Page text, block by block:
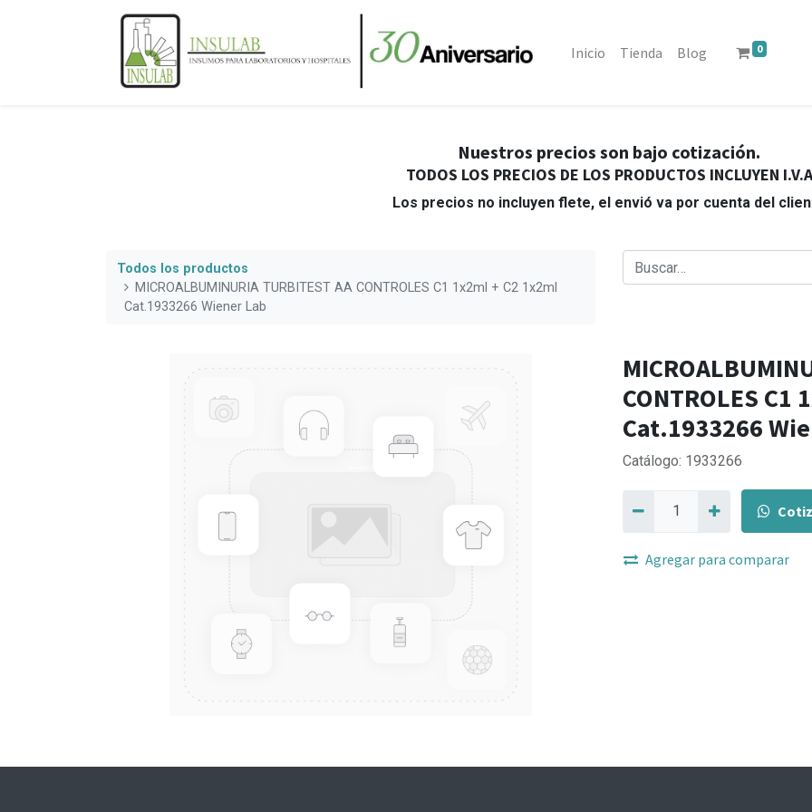
Inicio Tienda Blog 0
Nuestros precios son bajo cotización.
TODOS LOS PRECIOS DE LOS PRODUCTOS INCLUYEN I.V.A
Los precios no incluyen flete, el envió va por cuenta del
Todos los productos
MICROALBUMINURIA TURBITEST AA CONTROLES C1 1x2ml + C2 1x2ml
Cat.1933266 Wiener Lab
CONTROLES
Cat.1933266
Catálogo: 1933266
Agregar para comparar